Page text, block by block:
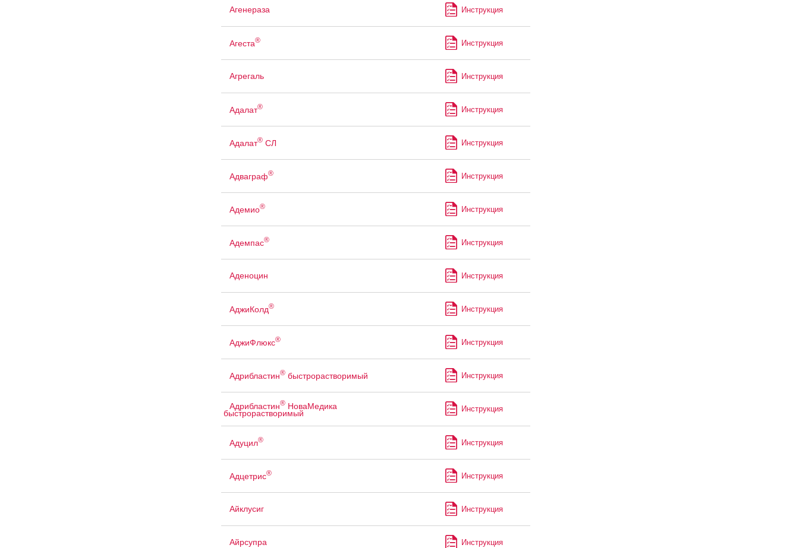
Агенераза Инструкция
Агеста® Инструкция
Агрегаль Инструкция
Адалат® Инструкция
Адалат®СЛ Инструкция
Адваграф® Инструкция
Адемио® Инструкция
Адемпас® Инструкция
Аденоцин Инструкция
АджиКолд® Инструкция
АджиФлюкс® Инструкция
Адрибластин®быстрорастворимый Инструкция
Адрибластин®НоваМедика
быстрорастворимый Инструкция
Адуцил® Инструкция
Адцетрис® Инструкция
Айклусиг Инструкция
Айрсупра Инструкция